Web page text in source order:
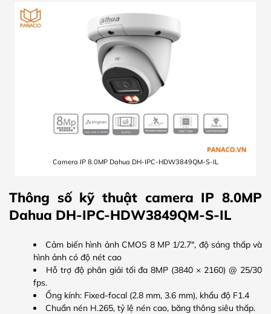
Camera IP 8.0MP Dahua DH-IPC-HDW3849QM-S-IL
Thông số kỹ thuật camera IP 8.0MP
Dahua DH-IPC-HDW3849QM-S-IL
Cảm biến hình ảnh CMOS 8 MP 1/2.7″, độ sáng thấp và
hình ảnh có độ nét cao
Hỗ trợ độ phân giải tối đa 8MP (3840 × 2160) @ 25/30
fps.
Ống kính: Fixed-focal (2.8 mm, 3.6 mm), khẩu độ F1.4
Chuẩn nén H.265, tỷ lệ nén cao, băng thông siêu thấp.